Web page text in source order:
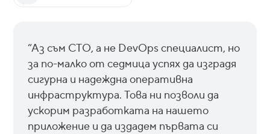
“Аз съм CTO, а не DevOps специалист, но
за по-малко от седмица успях да изградя
сигурна и надеждна оперативна
инфраструктура. Това ни позволи да
ускорим разработката на нашето
приложение и да издадем първата си